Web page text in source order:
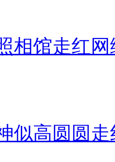
相馆走红网
似高圆圆走